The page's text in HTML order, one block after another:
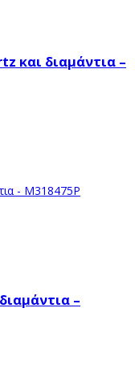
και διαμάντια –
–